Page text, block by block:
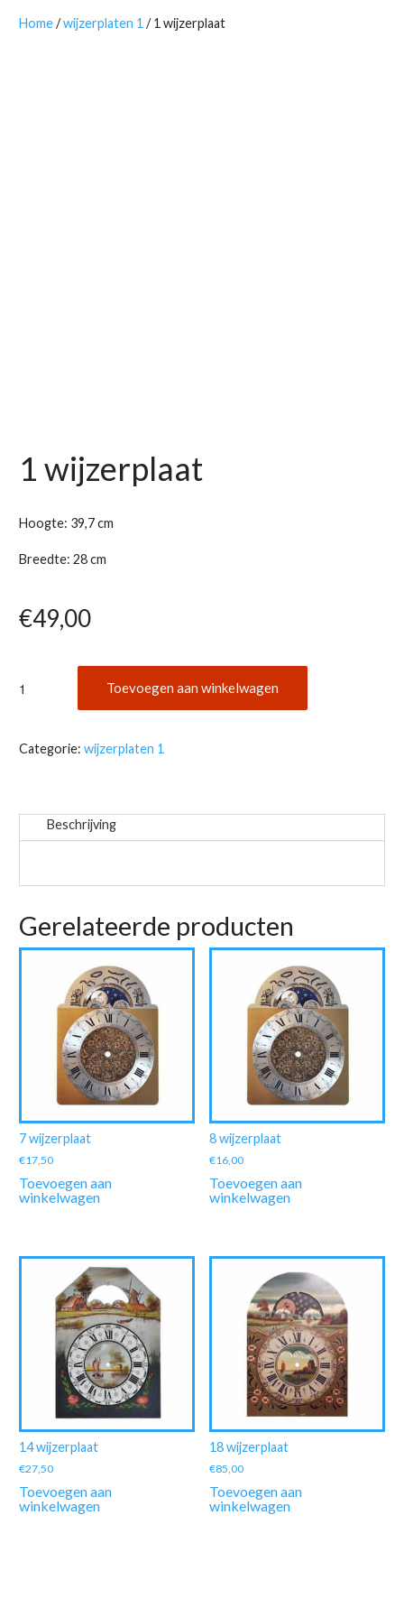
Home/wijzerplaten 1 / 1 wijzerplaat
1 wijzerplaat
Hoogte: 39,7 cm
Breedte: 28 cm
€49,00
wijzerplaat
Toevoegen aan winkelwagen
Categorie: wijzerplaten 1
Beschrijving
Gerelateerde producten
7 wijzerplaat
€17,50
Toevoegen aan
winkelwagen
8 wijzerplaat
€16,00
Toevoegen aan
winkelwagen
14 wijzerplaat
€27,50
Toevoegen aan
winkelwagen
18 wijzerplaat
€85,00
Toevoegen aan
winkelwagen